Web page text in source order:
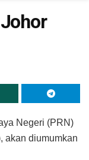
Negeri (PRN)
akan diumumkan